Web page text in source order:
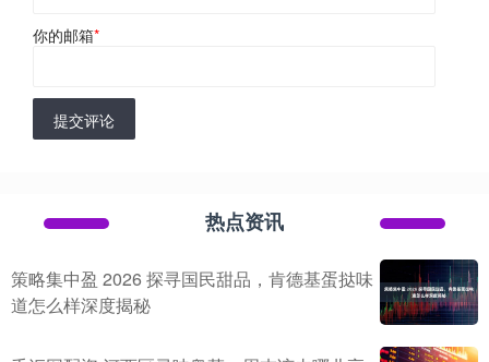
你的邮箱*
提交评论
热点资讯
策略集中盈 2026 探寻国民甜品，肯德基蛋挞味
道怎么样深度揭秘